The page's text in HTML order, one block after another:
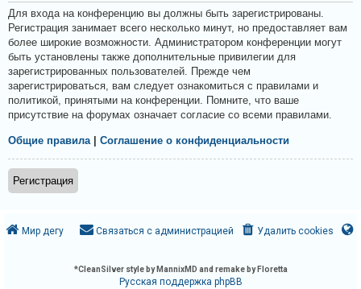
Т
е
м
ы
б
е
з
о
т
в
т
Для входа на конференцию вы должны быть зарегистрированы.
Регистрация занимает всего несколько минут, но предоставляет вам
более широкие возможности. Администратором конференции могут
быть установлены также дополнительные привилегии для
зарегистрированных пользователей. Прежде чем
зарегистрироваться, вам следует ознакомиться с правилами и
политикой, принятыми на конференции. Помните, что ваше
присутствие на форумах означает согласие со всеми правилами.
Общие правила | Соглашение о конфиденциальности
Регистрация
Мир дегу Удалить cookies
Связаться с администрацией
*CleanSilver style by MannixMD and remake by Floretta
Русская поддержка phpBB